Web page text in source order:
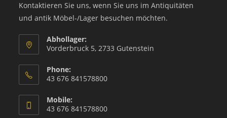
Kontaktieren Sie uns, wenn Sie uns im Antiquitäten
und antik Möbel-/Lager besuchen möchten.
Abhollager:
Vorderbruck 5, 2733 Gutenstein
Phone:
43 676 841578800
Mobile:
43 676 841578800